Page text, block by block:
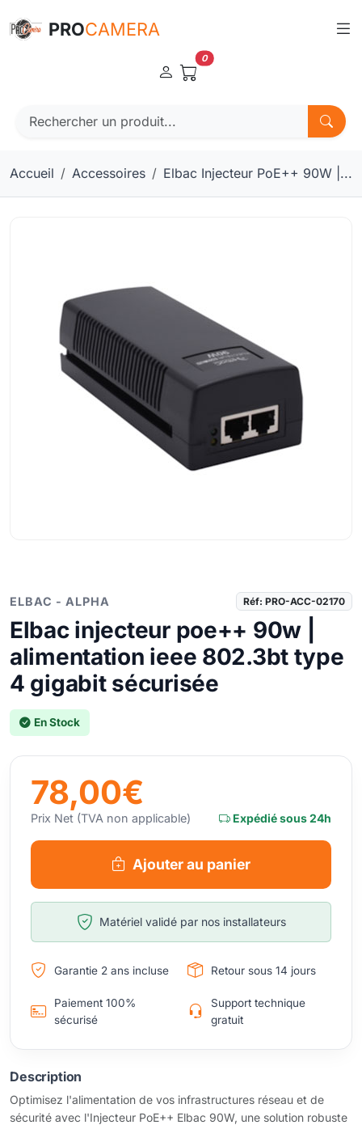
PROCAMERA
0
Accueil Accessoires Elbac Injecteur PoE++ 90W |...
ELBAC - ALPHA Réf: PRO-ACC-02170
Elbac injecteur poe++ 90w |
alimentation ieee 802.3bt type
4 gigabit sécurisée
En Stock
78,00€
Prix Net (TVA non applicable) Expédié sous 24h
Ajouter au panier
Matériel validé par nos installateurs
Garantie 2 ans incluse Retour sous 14 jours
Paiement 100%
sécurisé
Support technique
gratuit
Description
Optimisez l'alimentation de vos infrastructures réseau et de
sécurité avec l'Injecteur PoE++ Elbac 90W, une solution robuste